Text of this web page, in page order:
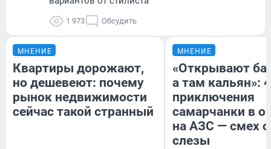
1 973 Обсудить
МНЕНИЕ
Квартиры дорожают,
но дешевеют: почему
рынок недвижимости
сейчас такой странный
МНЕНИЕ
«Открывают
а там кальян»: 4
приключения
самарчанки в
на АЗС — смех
слезы